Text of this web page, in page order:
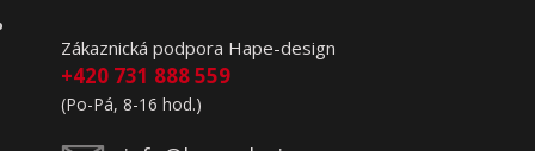
Zákaznická podpora Hape-design
+420 731 888 559
(Po-Pá, 8-16 hod.)